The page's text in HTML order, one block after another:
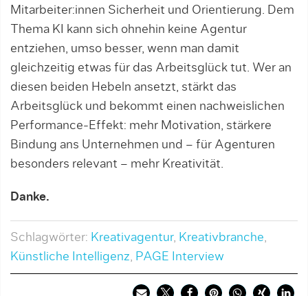
Mitarbeiter:innen Sicherheit und Orientierung. Dem
Thema KI kann sich ohnehin keine Agentur
entziehen, umso besser, wenn man damit
gleichzeitig etwas für das Arbeitsglück tut. Wer an
diesen beiden Hebeln ansetzt, stärkt das
Arbeitsglück und bekommt einen nachweislichen
Performance-Effekt: mehr Motivation, stärkere
Bindung ans Unternehmen und – für Agenturen
besonders relevant – mehr Kreativität.
Danke.
Schlagwörter: Kreativagentur, Kreativbranche,
Künstliche Intelligenz, PAGE Interview